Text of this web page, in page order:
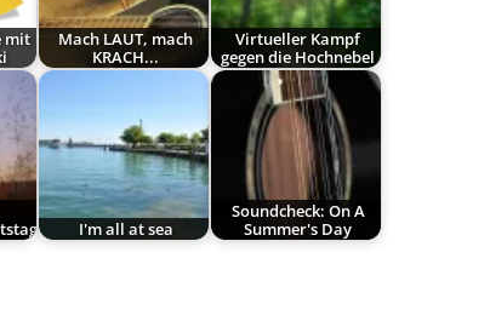
mit
Mach LAUT, mach
KRACH...
Virtueller Kampf
gegen die Hochnebel
I'm all at sea
Soundcheck: On A
Summer's Day